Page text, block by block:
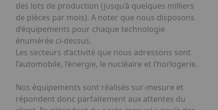
des lots de production (jusqu’à quelques milliers
de pièces par mois). A noter que nous disposons
d’équipements pour chaque technologie
énumérée ci-dessus.
Les secteurs d’activité que nous adressons sont
l’automobile, l’énergie, le nucléaire et l’horlogerie.
Nos équipements sont réalisés sur-mesure et
répondent donc parfaitement aux attentes du